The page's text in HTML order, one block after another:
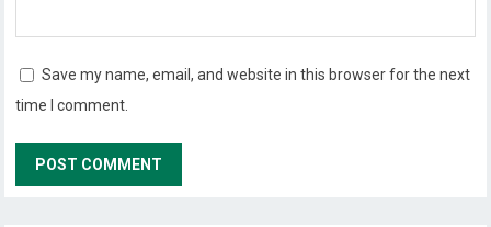
Save my name, email, and website in this browser for the next
time I comment.